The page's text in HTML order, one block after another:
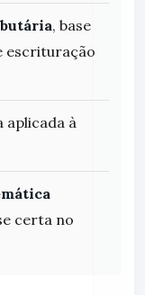
, base
escrituração
aplicada à
certa no